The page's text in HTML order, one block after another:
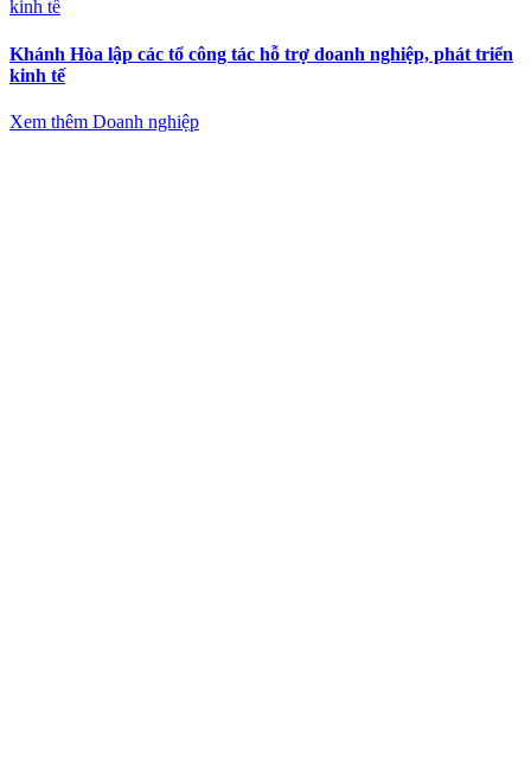
Khánh Hòa lập các tổ công tác hỗ trợ doanh nghiệp, phát triển
kinh tế
Xem thêm Doanh nghiệp